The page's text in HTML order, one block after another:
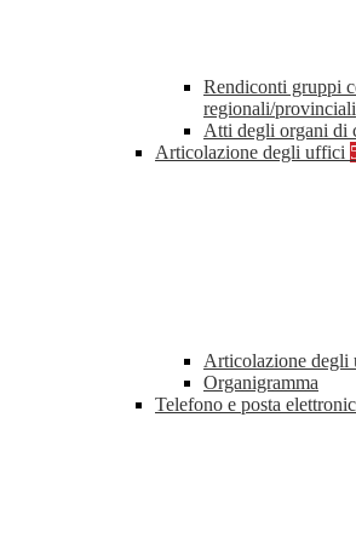
Rendiconti gruppi
regionali/provinciali
Atti degli organi di
Articolazione degli uffici
Articolazione degli
Organigramma
Telefono e posta